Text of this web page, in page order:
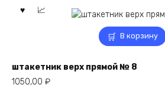
В корзину
штакетник верх прямой № 8
1050,00 ₽